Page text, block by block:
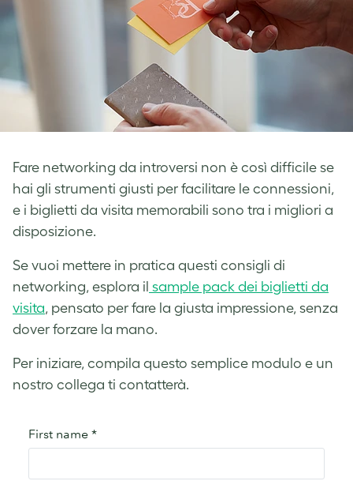
Fare networking da introversi non è così difficile se
hai gli strumenti giusti per facilitare le connessioni,
e i biglietti da visita memorabili sono tra i migliori a
disposizione.
Se vuoi mettere in pratica questi consigli di
networking, esplora il sample pack dei biglietti da
visita, pensato per fare la giusta impressione, senza
dover forzare la mano.
Per iniziare, compila questo semplice modulo e un
nostro collega ti contatterà.